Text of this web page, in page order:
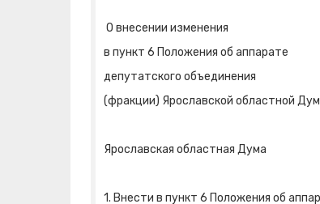
О внесении изменения
в пункт 6 Положения об аппарате
депутатского объединения
(фракции) Ярославской областной
Ярославская областная Дума
1. Внести в пункт 6 Положения об